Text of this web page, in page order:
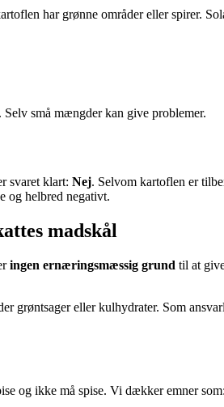
har grønne områder eller spirer.
små mængder kan give problemer.
svaret klart: Nej. Selvom kartoflen er
og helbred negativt.
madskål
ingen ernæringsmæssig grund til at
grøntsager eller kulhydrater. Som
og ikke må spise. Vi dækker emner som: